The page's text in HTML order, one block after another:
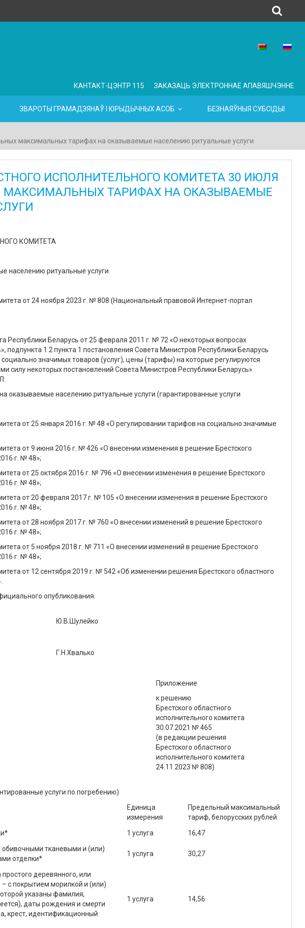
КАНТАКТ-ЦЭНТР 115 ЗАКАЗАЦЬ ЭЛЕКТРОННАЕ АПАВЯШЧЭННЕ
ЗВАРОТЫ ГРАМАДЗЯНАЎ І ЮРЫДЫЧНЫХ АСОБ БЕЗНАЯЎНЫЯ СУБСІДЫІ
тарифах на оказываемые населению ритуальные услуги
ИСПОЛНИТЕЛЬНОГО КОМИТЕТА 30 ИЮЛЯ
МАКСИМАЛЬНЫХ ТАРИФАХ НА ОКАЗЫВАЕМЫЕ
КОМИТЕТА
населению ритуальные услуги
от 24 ноября 2023 г. № 808 (Национальный правовой Интернет-портал
Республики Беларусь от 25 февраля 2011 г. № 72 «О некоторых вопросах
подпункта 1.2 пункта 1 постановления Совета Министров Республики Беларусь
значимых товаров (услуг), цены (тарифы) на которые регулируются
силу некоторых постановлений Совета Министров Республики Беларусь»
оказываемые населению ритуальные услуги (гарантированные услуги
от 25 января 2016 г. № 48 «О регулировании тарифов на социально значимые
от 9 июня 2016 г. № 426 «О внесении изменения в решение Брестского
г. № 48»;
от 25 октября 2016 г. № 796 «О внесении изменения в решение Брестского
г. № 48»;
от 20 февраля 2017 г. № 105 «О внесении изменения в решение Брестского
г. № 48»;
от 28 ноября 2017 г. № 760 «О внесении изменений в решение Брестского
г. № 48»;
от 5 ноября 2018 г. № 711 «О внесении изменений в решение Брестского
г. № 48»;
от 12 сентября 2019 г. № 542 «Об изменении решения Брестского областного
опубликования.
Ю.В.Шулейко
Г.Н.Хвалько
Приложение
к решению
Брестского областного
исполнительного комитета
30.07.2021 № 465
(в редакции решения
Брестского областного
исполнительного комитета
24.11.2023 № 808)
услуги по погребению)
Единица
измерения
Предельный максимальный
тариф, белорусских рублей
1 услуга 16,47
обивочными тканевыми и (или)
отделки*
1 услуга 30,27
деревянного, или
с покрытием морилкой и (или)
указаны фамилия,
даты рождения и смерти
крест, идентификационный
1 услуга 14,56